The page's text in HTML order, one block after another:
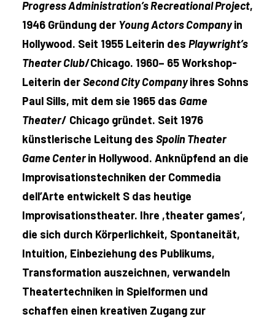
Progress Administration’s Recreational Project,
1946 Gründung der Young Actors Companyin
Hollywood. Seit 1955 Leiterin des Playwright’s
Theater Club/Chicago. 1960– 65 Workshop-
Leiterin derSecond City Companyihres Sohns
Paul Sills, mit dem sie 1965 das Game
Theater/ Chicago gründet. Seit 1976
künstlerische Leitung des Spolin Theater
Game Centerin Hollywood. Anknüpfend an die
Improvisationstechniken der Commedia
dell’Arte entwickelt S das heutige
Improvisationstheater. Ihre ,theater games‘,
die sich durch Körperlichkeit, Spontaneität,
Intuition, Einbeziehung des Publikums,
Transformation auszeichnen, verwandeln
Theatertechniken in Spielformen und
schaffen einen kreativen Zugang zur